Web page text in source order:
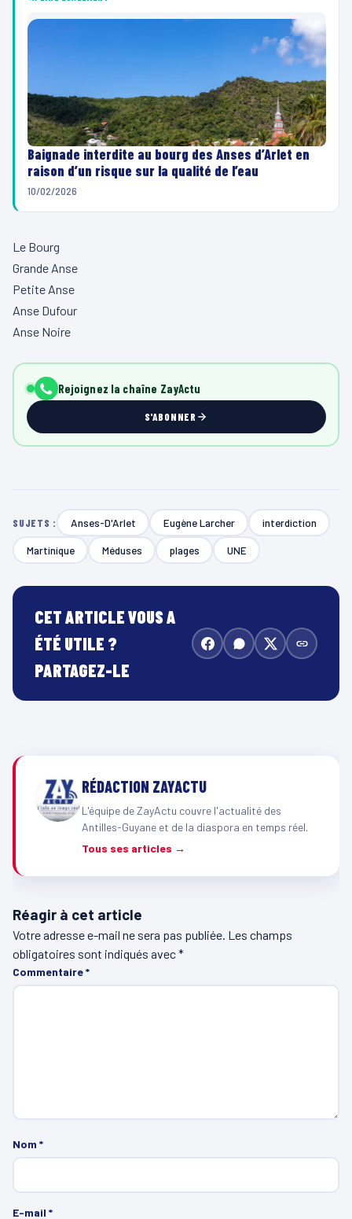
Baignade interdite au bourg des Anses d’Arlet en
raison d’un risque sur la qualité de l’eau
10/02/2026
Le Bourg
Grande Anse
Petite Anse
Anse Dufour
Anse Noire
Rejoignez la chaîne ZayActu
S'ABONNER
SUJETS : Anses-D'Arlet Eugène Larcher interdiction
Martinique Méduses plages UNE
CET ARTICLE VOUS A
ÉTÉ UTILE ?
PARTAGEZ-LE
RÉDACTION ZAYACTU
L'équipe de ZayActu couvre l'actualité des
Antilles-Guyane et de la diaspora en temps réel.
Tous ses articles →
Réagir à cet article
Votre adresse e-mail ne sera pas publiée. Les champs
obligatoires sont indiqués avec*
Commentaire*
Nom *
E-mail *